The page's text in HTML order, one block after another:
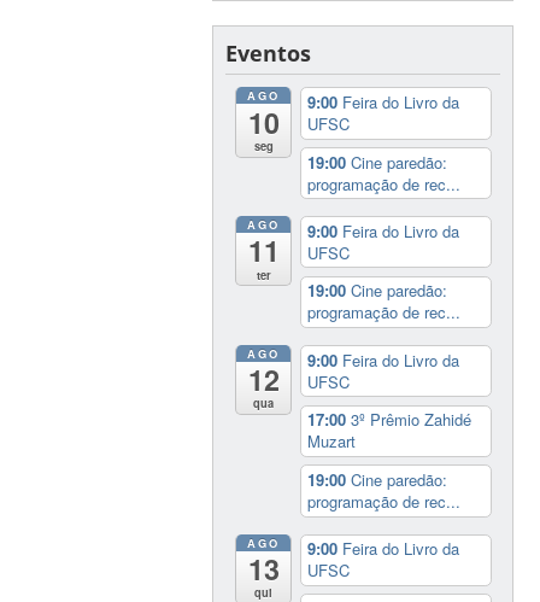
Eventos
AGO
10
seg
9:00 Feira do Livro da
UFSC
19:00Cine paredão:
programação de rec...
AGO
11
ter
9:00 Feira do Livro da
UFSC
19:00Cine paredão:
programação de rec...
AGO
12
qua
9:00 Feira do Livro da
UFSC
17:003º Prêmio Zahidé
Muzart
19:00Cine paredão:
programação de rec...
AGO
13
qui
9:00 Feira do Livro da
UFSC